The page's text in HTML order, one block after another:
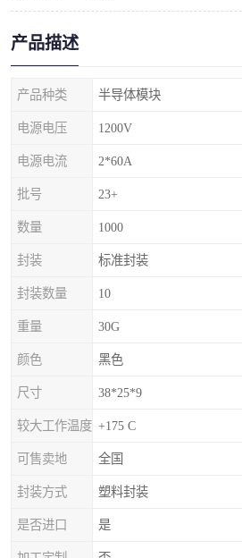
产品描述
产品种类 半导体模块
电源电压 1200V
电源电流 2*60A
批号 23+
数量 1000
封装 标准封装
封装数量 10
重量 30G
颜色 黑色
尺寸 38*25*9
较大工作温度 +175 C
可售卖地 全国
封装方式 塑料封装
是否进口 是